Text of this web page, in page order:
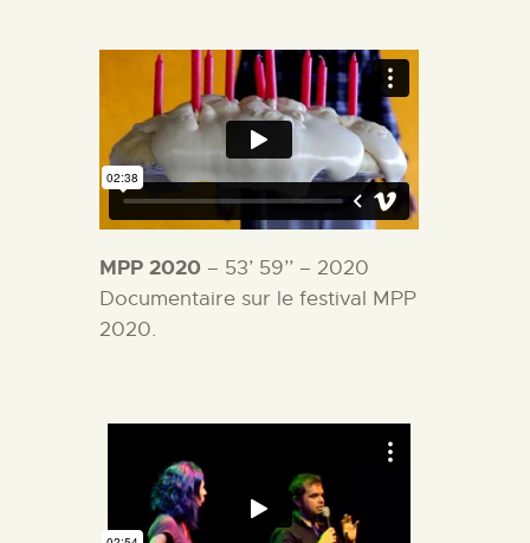
MPP 2020 – 53’ 59’’ – 2020
Documentaire sur le festival MPP
2020.